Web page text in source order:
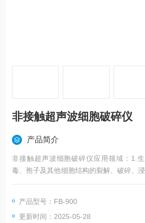
非接触超声波细胞破碎仪
产品简介
非接触超声波细胞破碎仪应用领域：1.
毒、孢子及其他细胞结构的裂解、破碎、
A、蛋白质的提取、修剪DNA/RNA/染色质
烯、二氧化硅、土壤等材料的分散、均
等。3.中草药：分散、萃取。4.加速化学
产品型号：FB-900
更新时间：2025-05-28